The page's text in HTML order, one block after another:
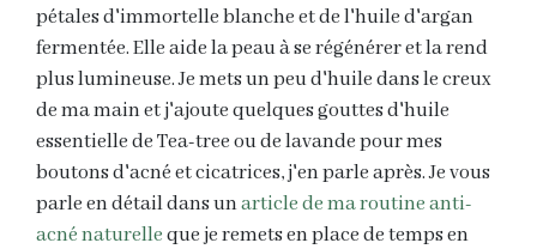
pétales d'immortelle blanche et de l'huile d'argan
fermentée. Elle aide la peau à se régénérer et la rend
plus lumineuse. Je mets un peu d'huile dans le creux
de ma main et j'ajoute quelques gouttes d'huile
essentielle de Tea-tree ou de lavande pour mes
boutons d'acné et cicatrices, j'en parle après. Je vous
parle en détail dans unarticle de ma routine anti-
acné naturelleque je remets en place de temps en